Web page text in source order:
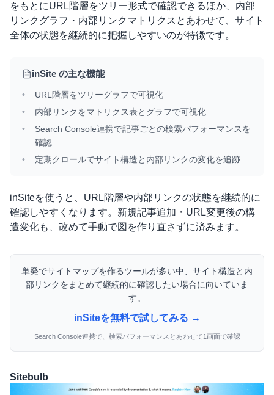
をもとにURL階層をツリー形式で確認できるほか、内部
リンクグラフ・内部リンクマトリクスとあわせて、サイト
全体の状態を継続的に把握しやすいのが特徴です。
inSite の主な機能
URL階層をツリーグラフで可視化
内部リンクをマトリクス表とグラフで可視化
Search Console連携で記事ごとの検索パフォーマンスを
確認
定期クロールでサイト構造と内部リンクの変化を追跡
inSiteを使うと、URL階層や内部リンクの状態を継続的に
確認しやすくなります。新規記事追加・URL変更後の構
造変化も、改めて手動で図を作り直さずに済みます。
単発でサイトマップを作るツールが多い中、サイト構造と内
部リンクをまとめて継続的に確認したい場合に向いていま
す。
inSiteを無料で試してみる →
Search Console連携で、検索パフォーマンスとあわせて1画面で確認
Sitebulb